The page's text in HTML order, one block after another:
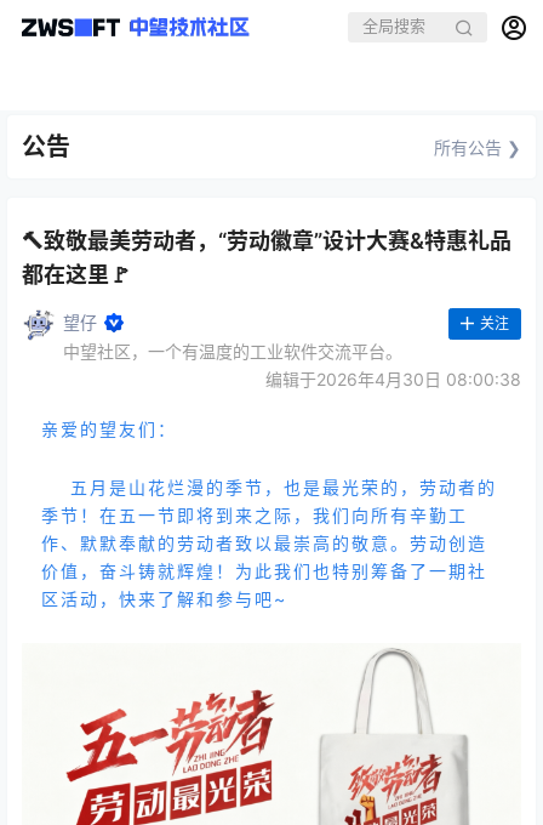
公告 所有公告 ❯
🔨致敬最美劳动者，“劳动徽章”设计大赛&特惠礼品
都在这里🚩
望仔
中望社区，一个有温度的工业软件交流平台。
关注
编辑于2026年4月30日 08:00:38
亲爱的望友们：
五月是山花烂漫的季节，也是最光荣的，劳动者的
季节！在五一节即将到来之际，我们向所有辛勤工
作、默默奉献的劳动者致以最崇高的敬意。劳动创造
价值，奋斗铸就辉煌！为此我们也特别筹备了一期社
区活动，快来了解和参与吧~